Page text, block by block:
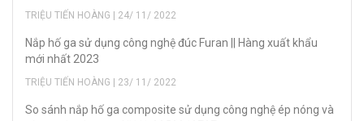
TRIỆU TIẾN HOÀNG | 24/ 11/ 2022
Nắp hố ga sử dụng công nghệ đúc Furan || Hàng xuất khẩu
mới nhất 2023
TRIỆU TIẾN HOÀNG | 23/ 11/ 2022
So sánh nắp hố ga composite sử dụng công nghệ ép nóng và